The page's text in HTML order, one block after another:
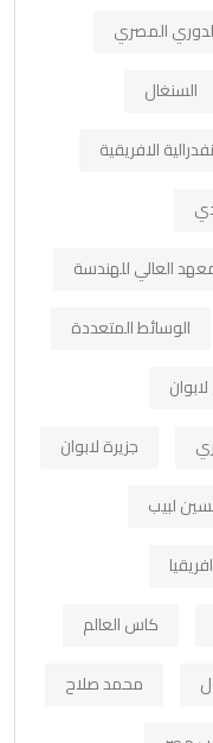
المصري
السنغال
الافريقية
العالي للهندسة
الوسائط المتعددة
جزيرة لابوان
لبيب
كاس العالم
محمد صلاح